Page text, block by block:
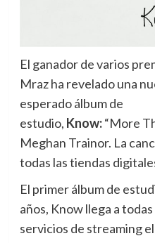
El ganador de varios
Mraz ha revelado una
esperado álbum de
estudio, Know:“More
Meghan Trainor. La
todas las tiendas
El primer álbum de
años, Know llega a
servicios de streaming